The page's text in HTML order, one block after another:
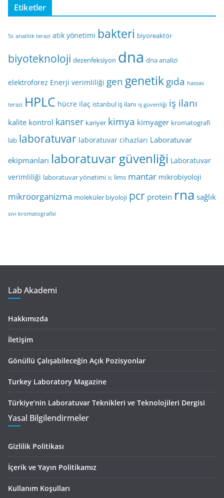
Etiketler
5s analitik terazi atık yönetimi bakteri biyoreaktör
biyoteknoloji dezenfeksiyon dna dna analizi
elektroforez Enerji verimliliği gen genetikgıda hassas
terazi HPLC hücre ilaç istanbul iş ilanı iş güvenliği iş ilanı
kalite kontrol kanser kariyer kimya kimyager kromatografi
lab laboratuvar laboratuvar cihazları Laboratuvar
ekipmanları laboratuvar güvenliği Laboratuvar
verimliliği laboratuvar yönetimi lc lims mantar mikrobiyoloji
mikroorganizma moleküler biyoloji pcr protein rna sağlık
sıvı kromatografisi
Lab Akademi
Hakkımızda
İletişim
Gönüllü Çalışabileceğin Açık Pozisyonlar
Turkey Laboratory Magazine
Türkiye’nin Laboratuvar Teknikleri ve Teknolojileri Dergisi
Yasal Bilgilendirmeler
Gizlilik Politikası
İçerik ve Yayın Politikamız
Kullanım Koşulları